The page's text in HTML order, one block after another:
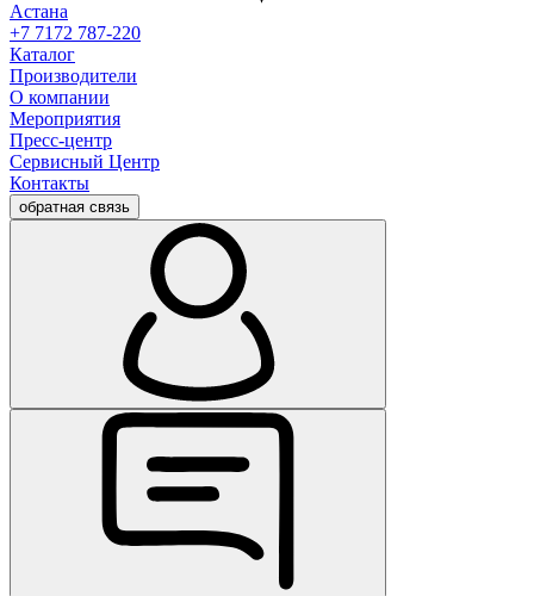
Астана
+7 7172 787-220
Каталог
Производители
О компании
Мероприятия
Пресс-центр
Сервисный Центр
Контакты
обратная связь